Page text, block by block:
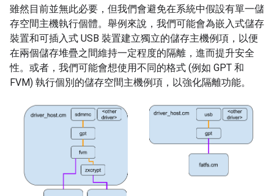
雖然目前並無此必要，但我們會避免在系統中假設有單一儲
存空間主機執行個體。舉例來說，我們可能會為嵌入式儲存
裝置和可插入式 USB 裝置建立獨立的儲存主機例項，以便
在兩個儲存堆疊之間維持一定程度的隔離，進而提升安全
性。或者，我們可能會想使用不同的格式 (例如 GPT 和
FVM) 執行個別的儲存空間主機例項，以強化隔離功能。